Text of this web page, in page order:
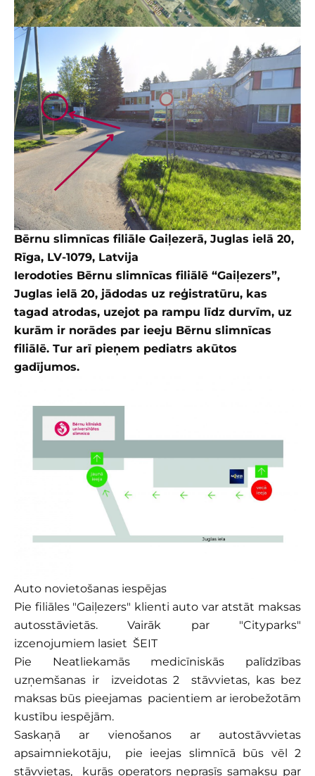
Bērnu slimnīcas filiāle Gaiļezerā, Juglas ielā 20,
Rīga, LV-1079, Latvija
Ierodoties Bērnu slimnīcas filiālē “Gaiļezers”,
Juglas ielā 20, jādodas uz reģistratūru, kas
tagad atrodas, uzejot pa rampu līdz durvīm, uz
kurām ir norādes par ieeju Bērnu slimnīcas
filiālē. Tur arī pieņem pediatrs akūtos
gadījumos.
Auto novietošanas iespējas
Pie filiāles "Gaiļezers" klienti auto var atstāt maksas
autosstāvietās. Vairāk par "Cityparks"
izcenojumiem lasiet ŠEIT
Pie Neatliekamās medicīniskās palīdzības
uzņemšanas ir izveidotas 2 stāvvietas, kas bez
maksas būs pieejamas pacientiem ar ierobežotām
kustību iespējām.
Saskaņā ar vienošanos ar autostāvvietas
apsaimniekotāju, pie ieejas slimnīcā būs vēl 2
stāvvietas, kurās operators neprasīs samaksu par